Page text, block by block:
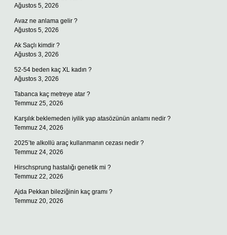
Ağustos 5, 2026
Avaz ne anlama gelir ?
Ağustos 5, 2026
Ak Saçlı kimdir ?
Ağustos 3, 2026
52-54 beden kaç XL kadın ?
Ağustos 3, 2026
Tabanca kaç metreye atar ?
Temmuz 25, 2026
Karşılık beklemeden iyilik yap atasözünün anlamı nedir ?
Temmuz 24, 2026
2025’te alkollü araç kullanmanın cezası nedir ?
Temmuz 24, 2026
Hirschsprung hastalığı genetik mi ?
Temmuz 22, 2026
Ajda Pekkan bileziğinin kaç gramı ?
Temmuz 20, 2026